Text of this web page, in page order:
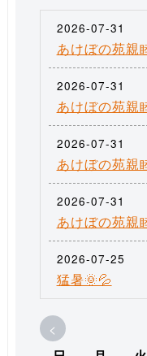
2026-07-31
あけぼの苑
2026-07-31
あけぼの苑
2026-07-31
あけぼの苑
2026-07-31
あけぼの苑
2026-07-25
猛暑🌞💦
<